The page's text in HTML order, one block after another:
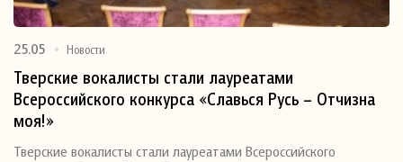
25.05 Новости
Тверские вокалисты стали лауреатами
Всероссийского конкурса «Славься Русь – Отчизна
моя!»
Тверские вокалисты стали лауреатами Всероссийского